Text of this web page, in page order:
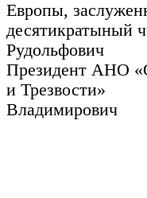
Европы,
десятикратыный
Рудольфович
Президент АНО
и
Владимирович